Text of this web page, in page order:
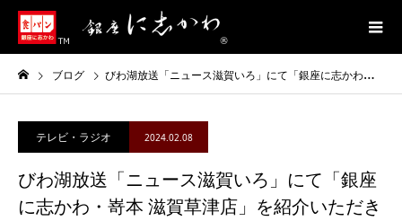
ブログ びわ湖放送「ニュース滋賀いろ」にて「銀座に志かわ・嵜本 滋賀草津店」を紹介いただきました
テレビ・ラジオ 2024.02.08
びわ湖放送「ニュース滋賀いろ」にて「銀座
に志かわ・嵜本 滋賀草津店」を紹介いただき